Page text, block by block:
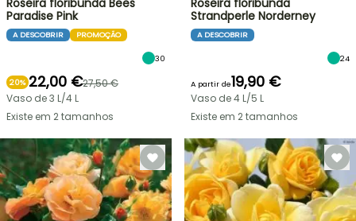
Roseira floribunda Bees
Paradise Pink
A DESCOBRIR PROMOÇÃO
30
20% 22,00 €27,50 €
Vaso de 3 L/4 L
Existe em 2 tamanhos
Roseira floribunda
Strandperle Norderney
A DESCOBRIR
24
A partir de19,90 €
Vaso de 4 L/5 L
Existe em 2 tamanhos